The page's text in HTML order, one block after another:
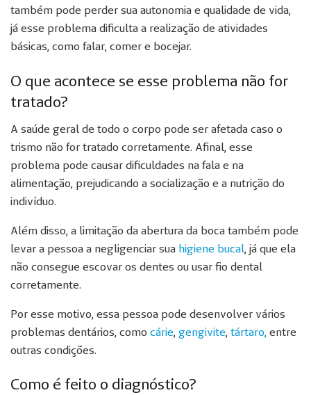
também pode perder sua autonomia e qualidade de vida,
já esse problema dificulta a realização de atividades
básicas, como falar, comer e bocejar.
O que acontece se esse problema não for
tratado?
A saúde geral de todo o corpo pode ser afetada caso o
trismo não for tratado corretamente. Afinal, esse
problema pode causar dificuldades na fala e na
alimentação, prejudicando a socialização e a nutrição do
indivíduo.
Além disso, a limitação da abertura da boca também pode
levar a pessoa a negligenciar sua higiene bucal, já que ela
não consegue escovar os dentes ou usar fio dental
corretamente.
Por esse motivo, essa pessoa pode desenvolver vários
problemas dentários, como cárie, gengivite, tártaro, entre
outras condições.
Como é feito o diagnóstico?